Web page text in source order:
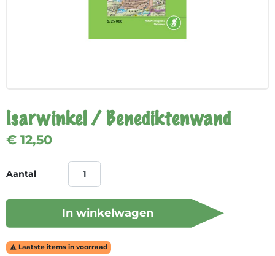
Isarwinkel / Benediktenwand
€ 12,50
Aantal
In winkelwagen
 Laatste items in voorraad